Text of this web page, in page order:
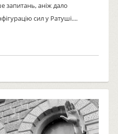
запитань, аніж дало
сил у Ратуші....